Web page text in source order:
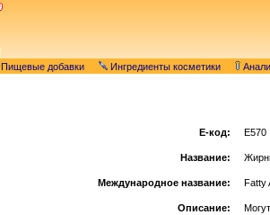
Пищевые добавки Ингредиенты косметики
E-код: E570
Название:
Международное название: Fatty
Описание: